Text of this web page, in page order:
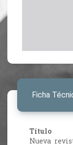
Ficha
Título
Nueva